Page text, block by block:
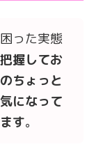
った実態
握してお
ちょっと
になって
す。